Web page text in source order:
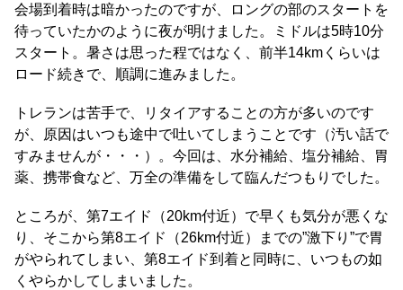
会場到着時は暗かったのですが、ロングの部のスタートを
待っていたかのように夜が明けました。ミドルは5時10分
スタート。暑さは思った程ではなく、前半14kmくらいは
ロード続きで、順調に進みました。
トレランは苦手で、リタイアすることの方が多いのです
が、原因はいつも途中で吐いてしまうことです（汚い話で
すみませんが・・・）。今回は、水分補給、塩分補給、胃
薬、携帯食など、万全の準備をして臨んだつもりでした。
ところが、第7エイド（20km付近）で早くも気分が悪くな
り、そこから第8エイド（26km付近）までの”激下り”で胃
がやられてしまい、第8エイド到着と同時に、いつもの如
くやらかしてしまいました。